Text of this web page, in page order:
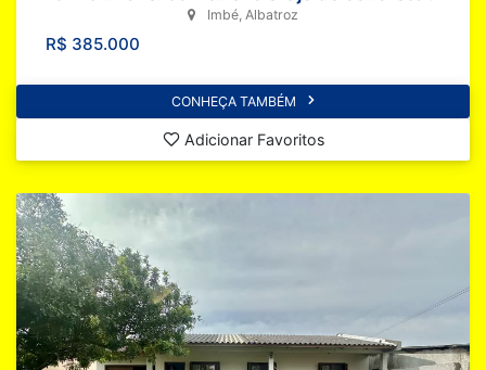
R$ 385.000
Imbé, Albatroz
CONHEÇA TAMBÉM
Adicionar Favoritos